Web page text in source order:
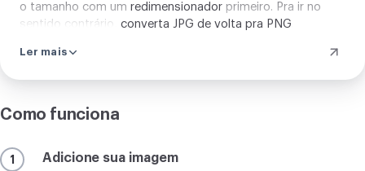
o tamanho com um redimensionador primeiro. Pra ir no
sentido contrário, converta JPG de volta pra PNG
Ler mais
Como funciona
1 Adicione sua imagem